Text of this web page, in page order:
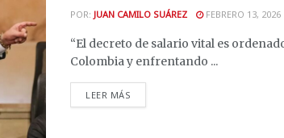
POR: JUAN CAMILO SUÁREZ FEBRERO 13, 2026
“El decreto de salario vital es
Colombia y enfrentando ...
LEER MÁS